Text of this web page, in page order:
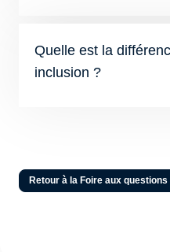
Quelle est la
inclusion ?
Retour à la Foire aux questions